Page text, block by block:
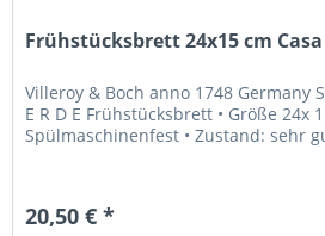
Frühstücksbrett 24x15 cm
Villeroy & Boch anno 1748 Germany
E R D E Frühstücksbrett • Größe 24x
Spülmaschinenfest • Zustand: sehr
20,50 € *